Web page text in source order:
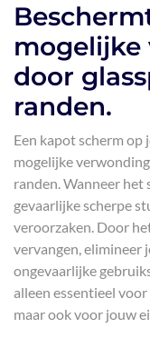
mogelijke
door
randen.
Een kapot scherm op
mogelijke
randen. Wanneer het
gevaarlijke scherpe
veroorzaken. Door
vervangen, elimineer
ongevaarlijke
alleen essentieel
maar ook voor jouw